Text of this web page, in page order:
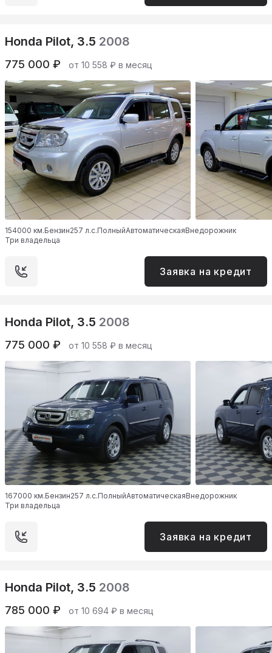
Honda Pilot, 3.5 2008
775 000 ₽ от 10 558 ₽ в месяц
154000 км.Бензин257 л.с.ПолныйАвтоматическаяВнедорожник
Три владельца
Заявка на кредит
Honda Pilot, 3.5 2008
775 000 ₽ от 10 558 ₽ в месяц
167000 км.Бензин257 л.с.ПолныйАвтоматическаяВнедорожник
Три владельца
Заявка на кредит
Honda Pilot, 3.5 2008
785 000 ₽ от 10 694 ₽ в месяц